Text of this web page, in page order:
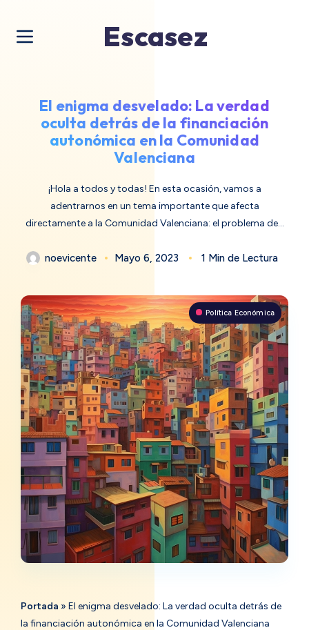
Escasez
El enigma desvelado: La verdad
oculta detrás de la financiación
autonómica en la Comunidad
Valenciana
¡Hola a todos y todas! En esta ocasión, vamos a
adentrarnos en un tema importante que afecta
directamente a la Comunidad Valenciana: el problema de…
noevicente Mayo 6, 2023 1 Min de Lectura
Política Económica
Portada » El enigma desvelado: La verdad oculta detrás de
la financiación autonómica en la Comunidad Valenciana